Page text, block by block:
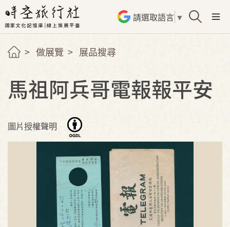
請選取語言 ▼
做展覽 展品搜尋
馬祖阿兵哥電報報平安
圖片授權聲明